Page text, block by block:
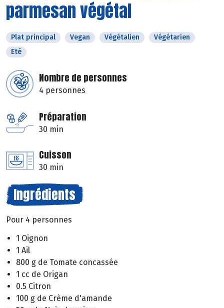
parmesan végétal
Plat principal Vegan Végétalien
Végétarien
Eté
Nombre de personnes
4 personnes
Préparation
30 min
Cuisson
30 min
Ingrédients
Pour 4 personnes
1 Oignon
1 Ail
800 g de Tomate concassée
1 cc de Origan
0.5 Citron
100 g de Crème d'amande